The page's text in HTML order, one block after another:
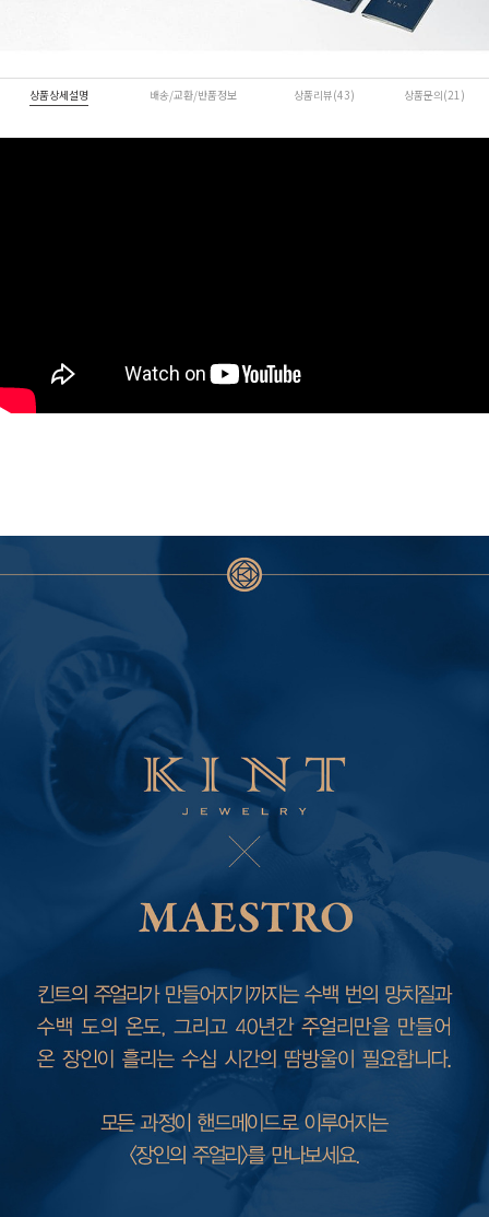
상품상세설명 배송/교환/반품정보 상품리뷰(43) 상품문의(21)